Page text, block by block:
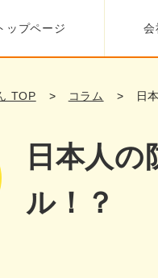
ップページ 会
TOP コラム 日
日本人
ル！？